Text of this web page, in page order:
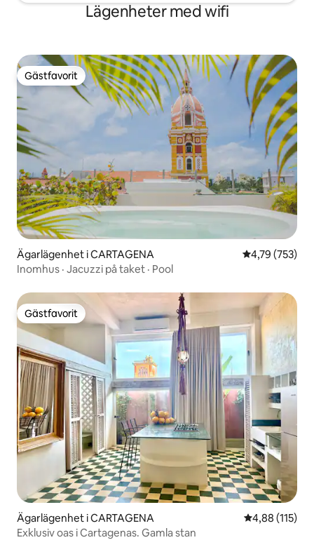
Lägenheter med wifi
Gästfavorit
Gästfavorit
Ägarlägenhet i CARTAGENA 4,79 av 5 i
4,79 (753)
Inomhus · Jacuzzi på taket · Pool
Gästfavorit
Gästfavorit
Ägarlägenhet i CARTAGENA 4,88 av 5 i
4,88 (115)
Exklusiv oas i Cartagenas. Gamla stan